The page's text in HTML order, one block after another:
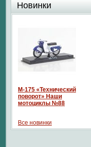
Новинки
М-175 «Технический
поворот» Наши
мотоциклы №88
Все новинки